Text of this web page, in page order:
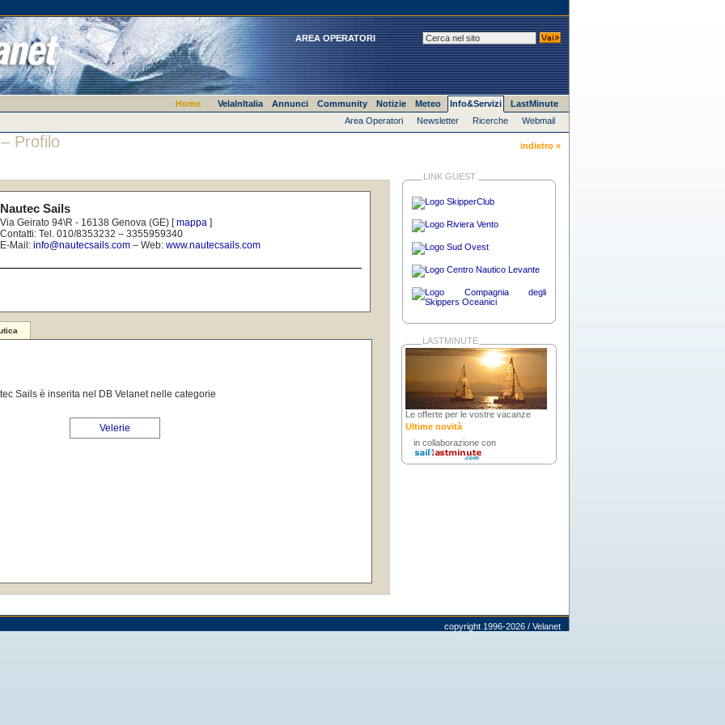
AREA OPERATORI
Home VelaInItalia Annunci Community Notizie Meteo Info&Servizi
LastMinute
Area Operatori
Newsletter Ricerche Webmail
indietro «
– Profilo
Nautec Sails
Via Geirato 94\R - 16138 Genova (GE) [mappa]
Contatti: Tel. 010/8353232 – 3355959340
E-Mail: info@nautecsails.com– Web: www.nautecsails.com
Sails è inserita nel DB Velanet nelle categorie
Velerie
LINK GUEST
LASTMINUTE
Le offerte per le vostre vacanze
Ultime novità
in collaborazione con
copyright 1996-2026 / Velanet